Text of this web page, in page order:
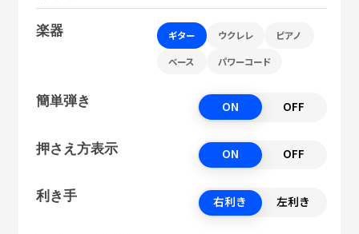
楽器 ギター ウクレレ ピアノ
ベース パワーコード
簡単弾き ON OFF
押さえ方表示 ON OFF
利き手 右利き 左利き